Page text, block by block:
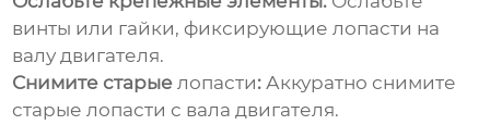
винты или гайки, фиксирующиелопасти на
валу двигателя.
Снимите старыелопасти: Аккуратно снимите
старыелопасти с вала двигателя.